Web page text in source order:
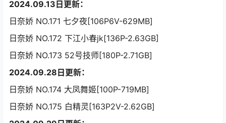
2024.09.13日更新：
日奈娇 NO.171 七夕夜[106P6V-629MB]
日奈娇 NO.172 下江小春jk[136P-2.63GB]
日奈娇 NO.173 52号技师[180P-2.71GB]
2024.09.28日更新：
日奈娇 NO.174 大凤舞姬[100P-719MB]
日奈娇 NO.175 白精灵[163P2V-2.62GB]